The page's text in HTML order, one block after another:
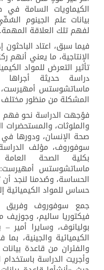
الكيماويات السامة في
بيانات علم الجينوم
لفهم تلك العلاقة المهمة.
فيما سبق، اعتاد
الإنتاجية، ما يعني
تأثير التعرض للمواد
دراسة حديثة
ماساتشوستس أمهيرست،
المشكلة من منظور مختلف
فوُجهت الدراسة نحو فهم
والملوثات، والمستحضرات
صحة الإنسان، ودورها في
سوفوروف، مؤلف
بكلية الصحة
ماساتشوستس أمهيرست:
الحساسة، وصُدمنا لنجد
حساس للمواد الكيميائية
جمع سوفوروف وفريق
فيكتوريا ساليم، وجوزيف
بوليانوف، وسايرا أمير –
الكيميائية والجينية،
والفئران من قاعدة
وأجريت الدراسة باستخدام